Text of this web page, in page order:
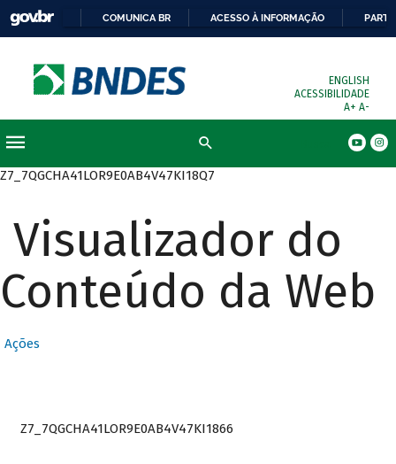
COMUNICA BR ACESSO À INFORMAÇÃO
ENGLISH
ACESSIBILIDADE
A+ A-
Z7_7QGCHA41LOR9E0AB4V47KI18Q7
Visualizador do
Conteúdo da Web
Ações
Z7_7QGCHA41LOR9E0AB4V47KI1866